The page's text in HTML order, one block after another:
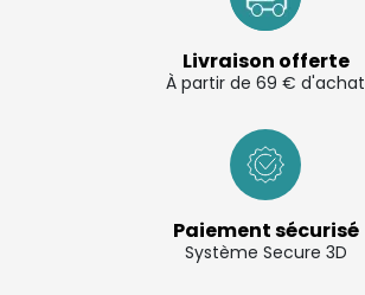
Livraison offerte
À partir de 69 € d'achat
Paiement sécurisé
Système Secure 3D